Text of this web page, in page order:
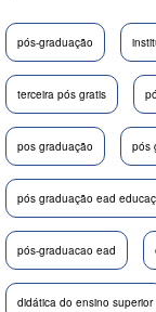
pós-graduação
terceira pós gratis
pos graduação pós
pós graduação ead
pós-graduacao ead
didática do ensino superior